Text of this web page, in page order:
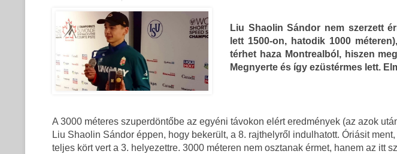
Liu Shaolin Sándor nem szerzett
lett 1500-on, hatodik 1000
térhet haza Montrealból, hiszen
Megnyerte és így ezüstérmes lett.
A 3000 méteres szuperdöntőbe az egyéni távokon elért eredmények (az azok
Liu Shaolin Sándor éppen, hogy bekerült, a 8. rajthelyről indulhatott. Óriásit
teljes kört vert a 3. helyezettre. 3000 méteren nem osztanak érmet, hanem az itt